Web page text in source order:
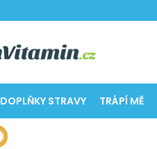
DOPLŇKY STRAVY TRÁPÍ MĚ